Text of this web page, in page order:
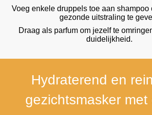
Voeg enkele druppels toe aan shampoo
gezonde uitstraling te
Draag als parfum om jezelf te
duidelijkheid.
Hydraterend en
gezichtsmasker met